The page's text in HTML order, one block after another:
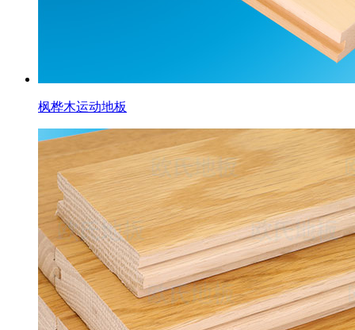
枫桦木运动地板